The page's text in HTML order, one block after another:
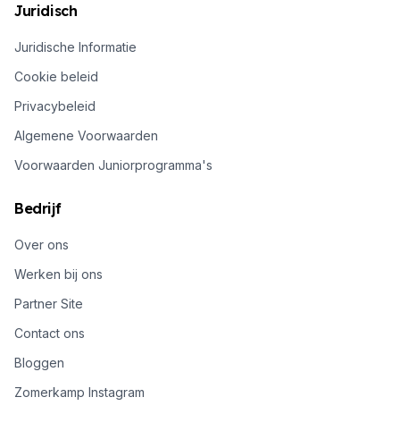
Juridisch
Juridische Informatie
Cookie beleid
Privacybeleid
Algemene Voorwaarden
Voorwaarden Juniorprogramma's
Bedrijf
Over ons
Werken bij ons
Partner Site
Contact ons
Bloggen
Zomerkamp Instagram